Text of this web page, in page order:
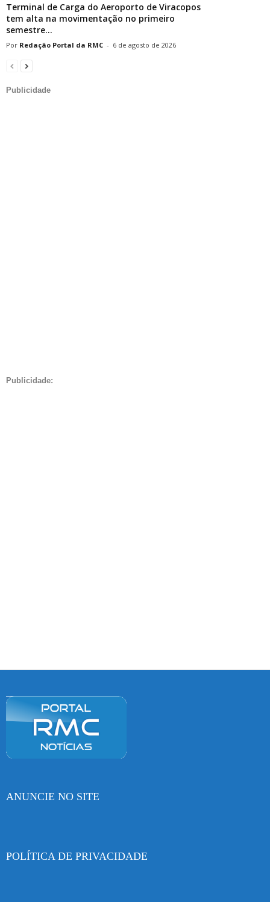
Terminal de Carga do Aeroporto de Viracopos
tem alta na movimentação no primeiro
semestre...
Redação Portal da RMC - 6 de agosto de 2026
Publicidade
Publicidade:
ANUNCIE NO SITE
POLÍTICA DE PRIVACIDADE